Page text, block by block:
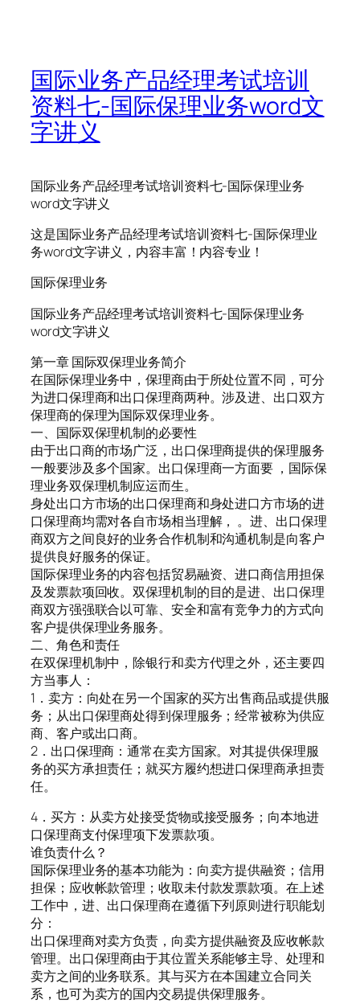
国际业务产品经理考试培训
资料七-国际保理业务word文
字讲义
国际业务产品经理考试培训资料七-国际保理业务
word文字讲义
这是国际业务产品经理考试培训资料七-国际保理业
务word文字讲义，内容丰富！内容专业！
国际保理业务
国际业务产品经理考试培训资料七-国际保理业务
word文字讲义
第一章 国际双保理业务简介
在国际保理业务中，保理商由于所处位置不同，可分
为进口保理商和出口保理商两种。涉及进、出口双方
保理商的保理为国际双保理业务。
一、国际双保理机制的必要性
由于出口商的市场广泛，出口保理商提供的保理服务
一般要涉及多个国家。出口保理商一方面要 ，国际保
理业务双保理机制应运而生。
身处出口方市场的出口保理商和身处进口方市场的进
口保理商均需对各自市场相当理解， 。进、出口保理
商双方之间良好的业务合作机制和沟通机制是向客户
提供良好服务的保证。
国际保理业务的内容包括贸易融资、进口商信用担保
及发票款项回收。双保理机制的目的是进、出口保理
商双方强强联合以可靠、安全和富有竞争力的方式向
客户提供保理业务服务。
二、角色和责任
在双保理机制中，除银行和卖方代理之外，还主要四
方当事人：
1．卖方：向处在另一个国家的买方出售商品或提供服
务；从出口保理商处得到保理服务；经常被称为供应
商、客户或出口商。
2．出口保理商：通常在卖方国家。对其提供保理服
务的买方承担责任；就买方履约想进口保理商承担责
任。
4．买方：从卖方处接受货物或接受服务；向本地进
口保理商支付保理项下发票款项。
谁负责什么？
国际保理业务的基本功能为：向卖方提供融资；信用
担保；应收帐款管理；收取未付款发票款项。在上述
工作中，进、出口保理商在遵循下列原则进行职能划
分：
出口保理商对卖方负责，向卖方提供融资及应收帐款
管理。出口保理商由于其位置关系能够主导、处理和
卖方之间的业务联系。其与买方在本国建立合同关
系，也可为卖方的国内交易提供保理服务。